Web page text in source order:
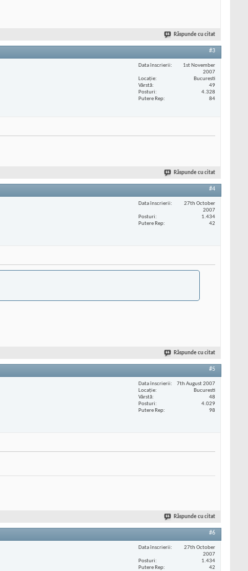
Răspunde cu citat
#3
Data înscrierii
1st November
2007
Locaţie
Bucuresti
Vârstă
49
Posturi
4.328
Putere Rep
84
Răspunde cu citat
#4
Data înscrierii
27th October
2007
Posturi
1.434
Putere Rep
42
Răspunde cu citat
#5
Data înscrierii
7th August 2007
Locaţie
Bucuresti
Vârstă
48
Posturi
4.029
Putere Rep
98
Răspunde cu citat
#6
Data înscrierii
27th October
2007
Posturi
1.434
Putere Rep
42